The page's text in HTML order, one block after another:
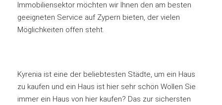
Immobiliensektor möchten wir Ihnen den am besten
geeigneten Service auf Zypern bieten, der vielen
Möglichkeiten offen steht.
Kyrenia ist eine der beliebtesten Städte, um ein Haus
zu kaufen und ein Haus ist hier sehr schön Wollen Sie
immer ein Haus von hier kaufen? Das zur sichersten